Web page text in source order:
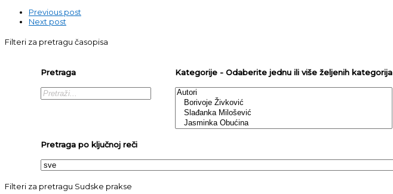
Previous post
Next post
Filteri za pretragu časopisa
Pretraga Kategorije - Odaberite jednu ili više željenih kategorija
Pretraga po ključnoj reči
Filteri za pretragu Sudske prakse